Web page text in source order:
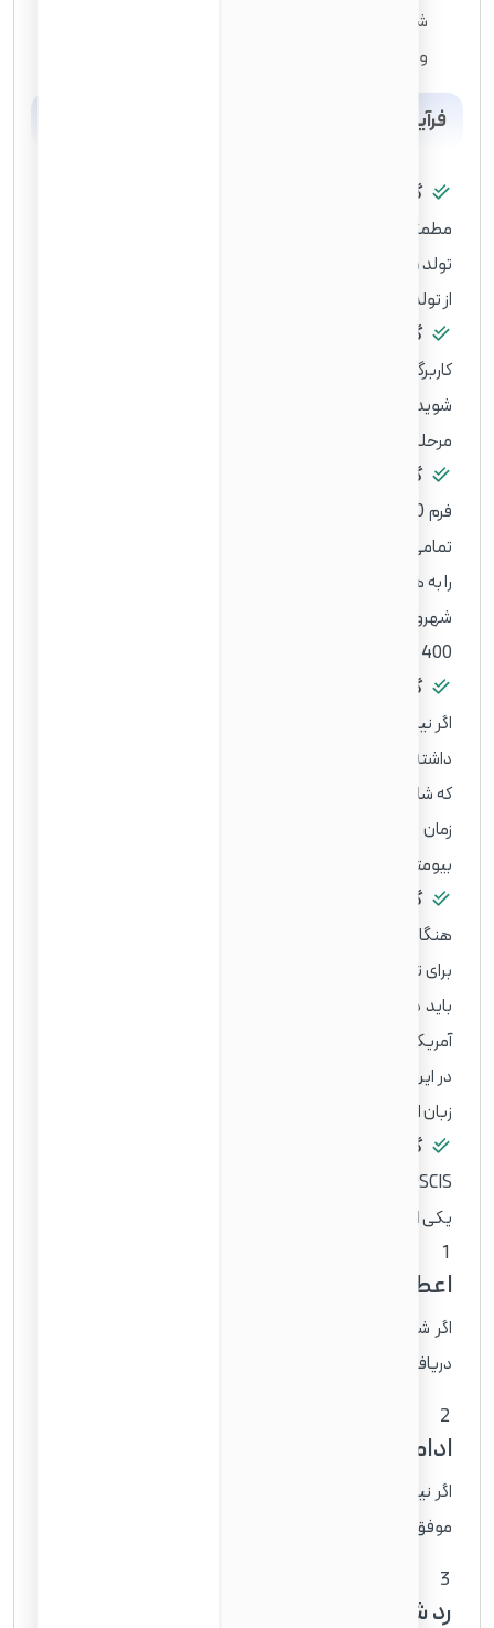
شامل هزینه فرم N-400 و خدمات بیومتریک
و سایر هزینه‌های احتمالی مانند مشاوره حقوقی.
فرآیند گام به گام درخواست شهروندی آمریکا
گام اول: بررسی وضعیت شهروندی فعلی
مطمئن شوید که در حال حاضر شهروند آمریکا نیستید. اگر از بدو
تولد شهروند آمریکا نیستید، یا تابعیت آمریکا را والدین شما پس
از تولد به طور خودکار کسب نکرده‌اید، به مرحله بعدی بروید.
گام دوم: بررسی واجد شرایط بودن
کاربرگ واجد شرایط بودن برای تابعیت را مرور کنید تا مطمئن
شوید که آیا واجد شرایط درخواست تابعیت هستید یا خیر. این
مرحله شامل بررسی دقیق تمامی الزامات ذکر شده در بالا است.
گام سوم و چهارم: آماده‌سازی و ارسال فرم N-400
تمامی اطلاعات باید صحیح و کامل باشند. پس از آماده‌سازی، فرم
را به همراه تمامی مدارک پشتیبان و هزینه لازم به اداره مهاجرت و
400 نیز وجود دارد.
گام پنجم: قرار ملاقات بیومتریک
اگر نیاز به ثبت مشخصات بیومتریک (اثر انگشت، عکس و امضا)
که شامل تاریخ، زمان و مکان قرار ملاقات بیومتریک شماست. در
زمان تعیین شده به محل تعیین شده بروید و اطلاعات
بیومتریک خود را ثبت کنید.
گام ششم: مصاحبه شهروندی آمریکا
برای تکمیل روند تابعیت مصاحبه‌ای با شما ترتیب می‌دهد. شما
باید در تاریخ و ساعت گفته شده در اداره مهاجرت و شهروندی
زبان انگلیسی و آزمون مدنی پرسیده می‌شود.
گام هفتم: دریافت نتیجه درخواست
یکی از سه حالت زیر باشد:
1
اعطا می‌شود
اگر شواهد موجود در سوابق شما نشان دهد که واجد شرایط
دریافت تابعیت هستید، USCIS فرم N-400 شما را تأیید می‌کند.
2
ادامه (Continuation)
اگر نیاز به ارائه شواهد یا مستندات اضافی باشد، یا در آزمون‌ها
موفق نشوید، فرصت اصلاح داده می‌شود.
3
رد شده است